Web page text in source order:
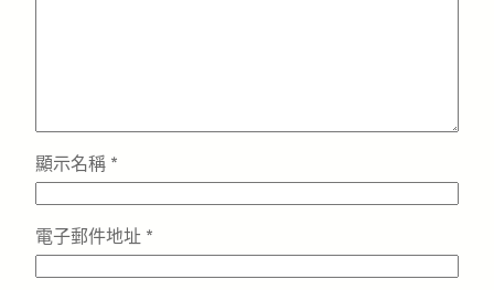
顯示名稱 *
電子郵件地址 *